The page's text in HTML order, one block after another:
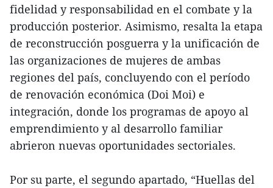
fidelidad y responsabilidad en el combate y la
producción posterior. Asimismo, resalta la etapa
de reconstrucción posguerra y la unificación de
las organizaciones de mujeres de ambas
regiones del país, concluyendo con el período
de renovación económica (Doi Moi) e
integración, donde los programas de apoyo al
emprendimiento y al desarrollo familiar
abrieron nuevas oportunidades sectoriales.
Por su parte, el segundo apartado, “Huellas del